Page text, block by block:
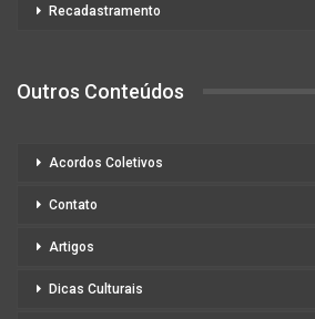
Recadastramento
Outros Conteúdos
Acordos Coletivos
Contato
Artigos
Dicas Culturais